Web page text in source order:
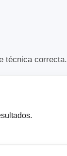
técnica correcta.